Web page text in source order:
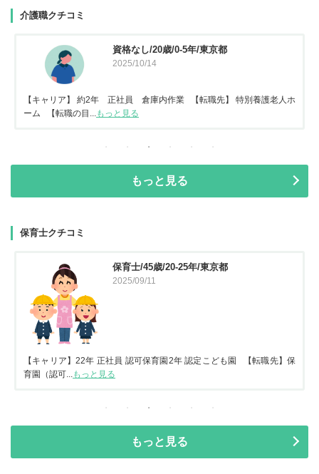
介護職クチコミ
資格なし/20歳/0-5年/東京都
2025/10/14
【キャリア】 約2年 正社員 倉庫内作業 【転職先】 特別養護老人ホ
ーム 【転職の目...
もっと見る
もっと見る
保育士クチコミ
保育士/45歳/20-25年/東京都
2025/09/11
【キャリア】22年 正社員 認可保育園2年 認定こども園 【転職先】保
育園（認可...
もっと見る
もっと見る